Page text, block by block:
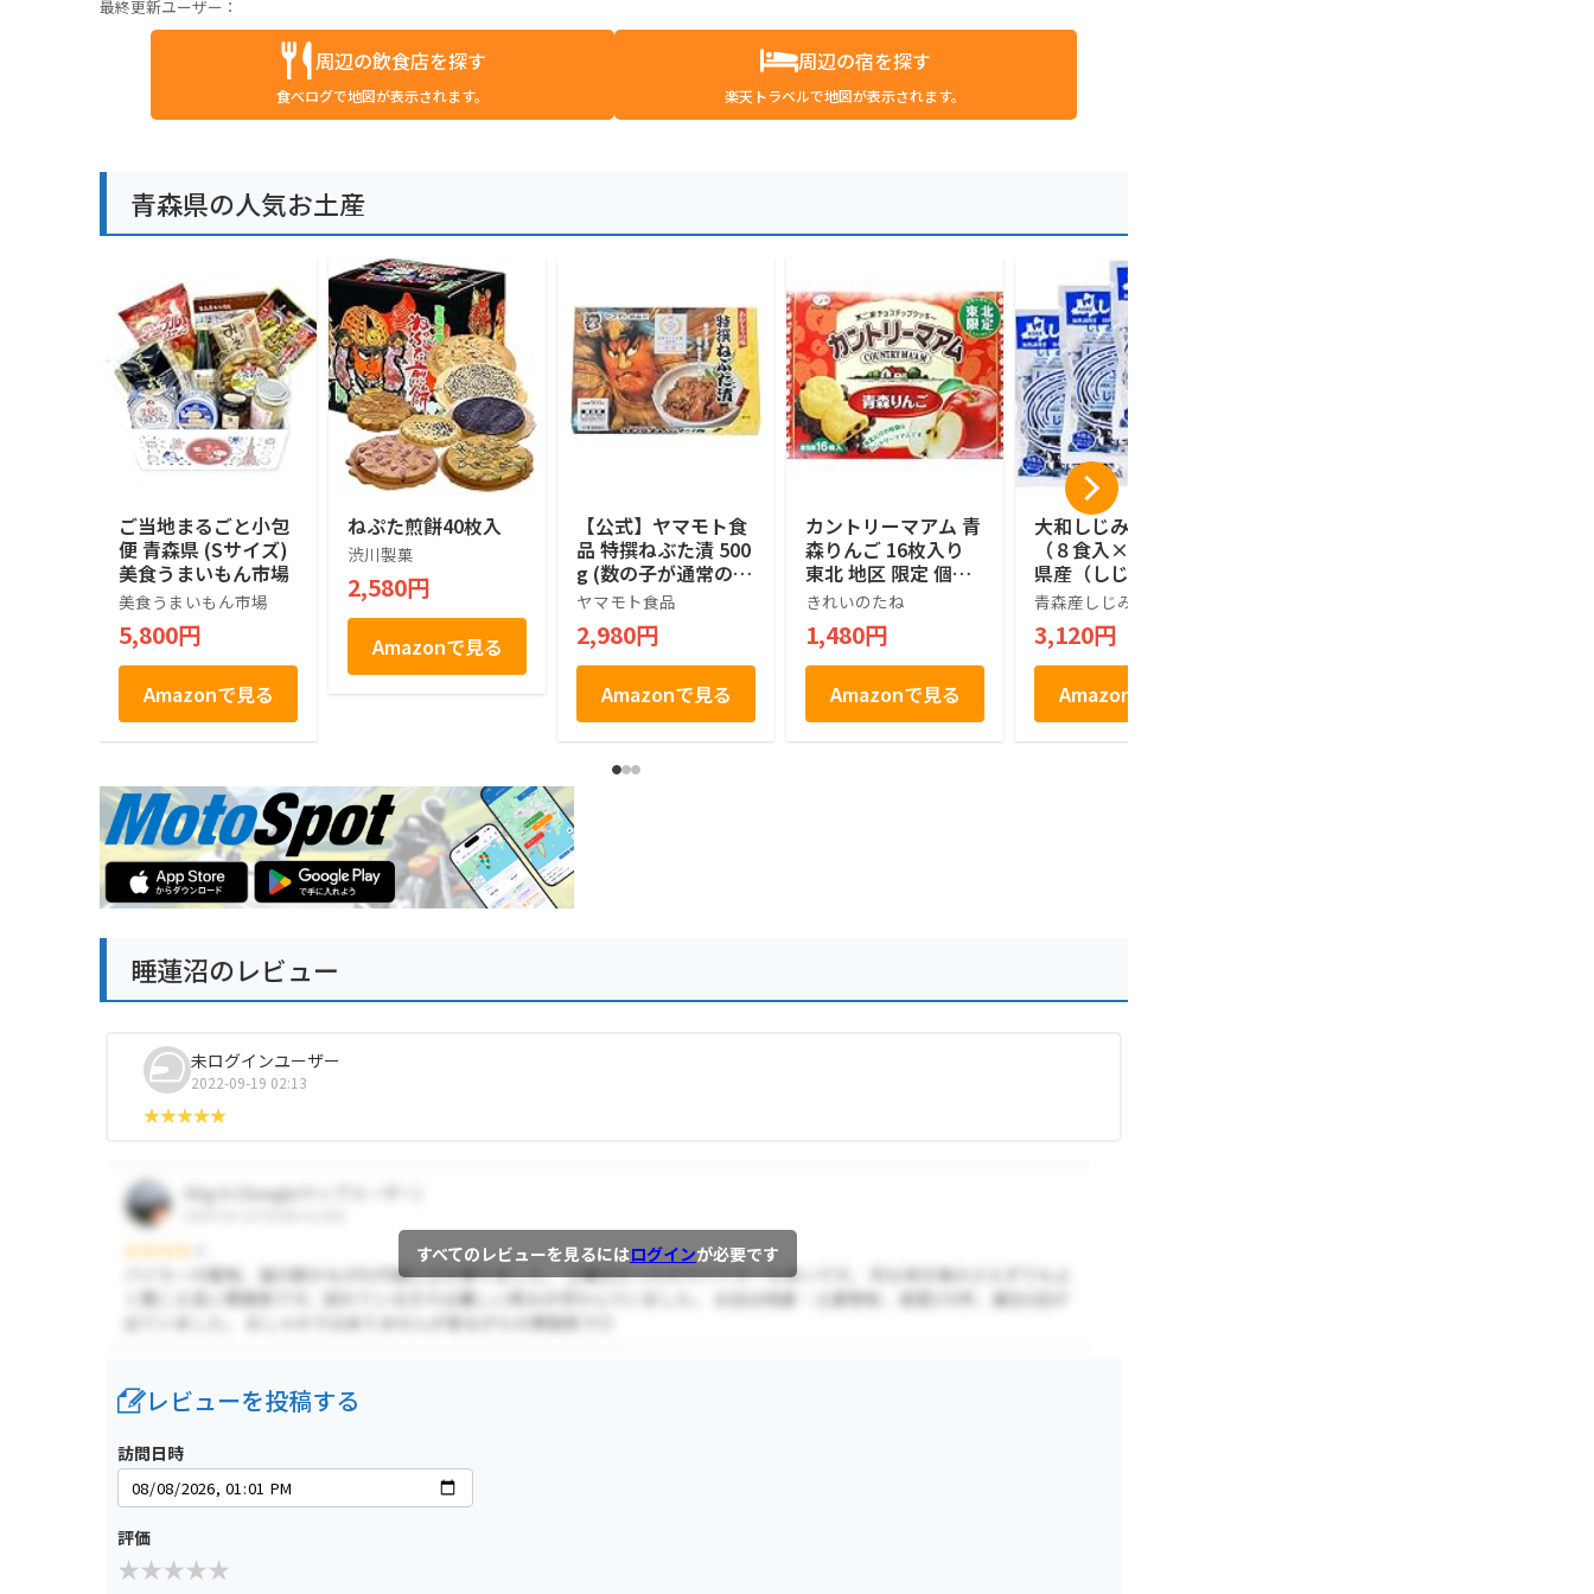
最終更新ユーザー：
周辺の飲食店を探す
食べログで地図が表示されます。
周辺の宿を探す
楽天トラベルで地図が表示されます。
青森県の人気お土産
ご当地まるごと小包
便 青森県 (Sサイズ)
美食うまいもん市場
美食うまいもん市場
5,800円
Amazonで見る
ねぷた煎餅40枚入
渋川製菓
2,580円
Amazonで見る
【公式】ヤマモト食
品 特撰ねぶた漬 500
g (数の子が通常の2
倍) 日本ギフト大賞
受賞 青森名物 松前
漬け 海鮮 珍味 ご飯
のお供 おつまみ お
取り寄せ お土産 ギ
フト お中元 お歳暮
ヤマモト食品
2,980円
Amazonで見る
カントリーマアム 青
森りんご 16枚入り
東北 地区 限定 個包
装 りんご 果汁 パウ
ダー お菓子 クッキ
ー チョコレート チ
ップ チョコチップ
青森県 土産 おやつ
おみやげ 名物 常温
保存
きれいのたね
1,480円
Amazonで見る
大和しじみ汁２４食
（８食入×３）青森
県産（しじみちゃん
本舗）
青森産しじみ味噌汁
3,120円
Amazonで見る
睡蓮沼のレビュー
未ログインユーザー
2022-09-19 02:13
すべてのレビューを見るにはログインが必要です
レビューを投稿する
訪問日時
評価